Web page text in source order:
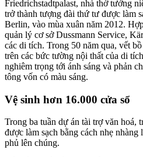
Friedrichstadtpalast, nhà thờ tưởng
trở thành tượng đài thứ tư được làm
Berlin, vào mùa xuân năm 2012.
quản lý cơ sở Dussmann Service,
các di tích. Trong 50 năm qua, vết
trên các bức tường nội thất của di
nghiêm trọng tới ánh sáng và phản
tông vốn có màu sáng.
Vệ sinh hơn 16.000 cửa sổ
Trong ba tuần dự án tài trợ văn hoá,
được làm sạch bằng cách nhẹ nhàng
phủ lên chúng.